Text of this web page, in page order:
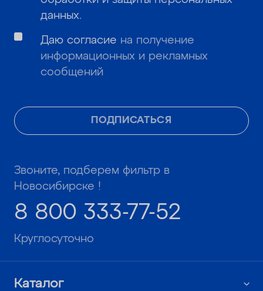
ПОДПИСАТЬСЯ
данных.
Даю согласие на получение
информационных и рекламных
сообщений
Звоните, подберем фильтр в
Новосибирске !
8 800 333-77-52
Круглосуточно
Каталог